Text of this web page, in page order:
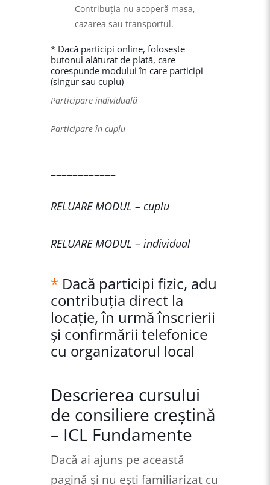
Contribuția nu acoperă masa,
cazarea sau transportul.
* Dacă participi online, folosește
butonul alăturat de plată, care
corespunde modului în care participi
(singur sau cuplu)
Participare individuală
Participare în cuplu
––––––––––––
RELUARE MODUL – cuplu
RELUARE MODUL – individual
* Dacă participi fizic, adu
contribuția direct la
locație, în urmă înscrierii
și confirmării telefonice
cu organizatorul local
Descrierea cursului
de consiliere creştină
– ICL Fundamente
Dacă ai ajuns pe această
pagină și nu eşti familiarizat cu